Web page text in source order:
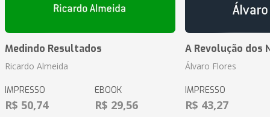
Medindo Resultados
Ricardo Almeida
IMPRESSO
R$ 50,74
EBOOK
R$ 29,56
A Revolução dos
Álvaro Flores
IMPRESSO
R$ 43,27